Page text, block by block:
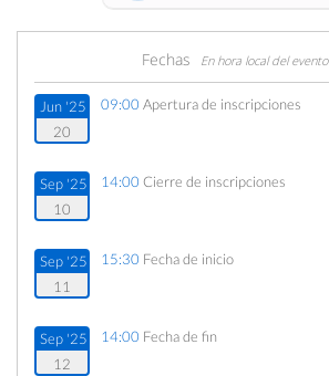
Fechas En hora local del evento
Jun '25
20
09:00 Apertura de inscripciones
Sep '25
10
14:00 Cierre de inscripciones
Sep '25
11
15:30 Fecha de inicio
Sep '25
12
14:00 Fecha de fin